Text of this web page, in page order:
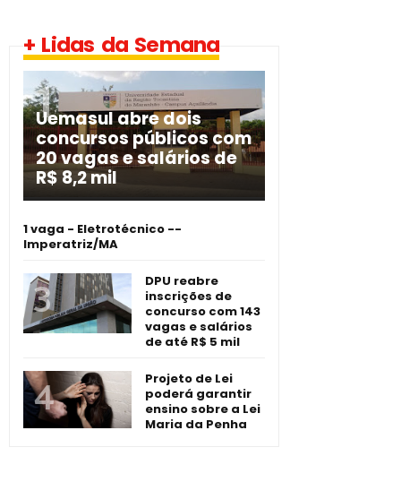
+ Lidas da Semana
Uemasul abre dois
concursos públicos com
20 vagas e salários de
R$ 8,2 mil
1 vaga - Eletrotécnico -­
Imperatriz/MA
DPU reabre
inscrições de
concurso com 143
vagas e salários
de até R$ 5 mil
Projeto de Lei
poderá garantir
ensino sobre a Lei
Maria da Penha